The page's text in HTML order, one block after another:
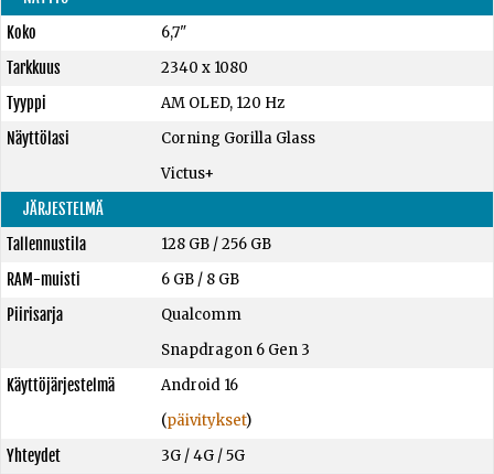
Koko
6,7"
Tarkkuus
2340 x 1080
Tyyppi
AM OLED, 120 Hz
Näyttölasi
Corning Gorilla Glass
Victus+
JÄRJESTELMÄ
Tallennustila
128 GB/256 GB
RAM-muisti
6 GB/ 8 GB
Piirisarja
Qualcomm
Snapdragon 6 Gen 3
Käyttöjärjestelmä
Android 16
(päivitykset)
Yhteydet
3G / 4G / 5G